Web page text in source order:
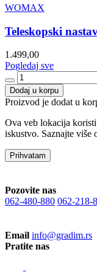
WOMAX
Teleskopski
1.499,00
Pogledaj sve
Dodaj u korpu
Proizvod je dodat u
Ova veb lokacija
iskustvo. Saznajte više
Prihvatam
Pozovite nas
062-480-880 062-218-
Email info@gradim.rs
Pratite nas